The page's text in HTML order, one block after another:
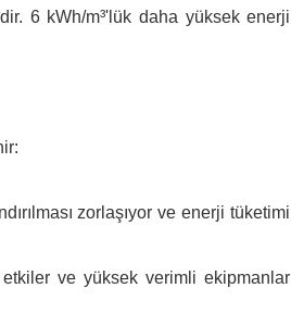
6 kWh/m³'lük daha yüksek enerji
zorlaşıyor ve enerji tüketimi
ve yüksek verimli ekipmanlar